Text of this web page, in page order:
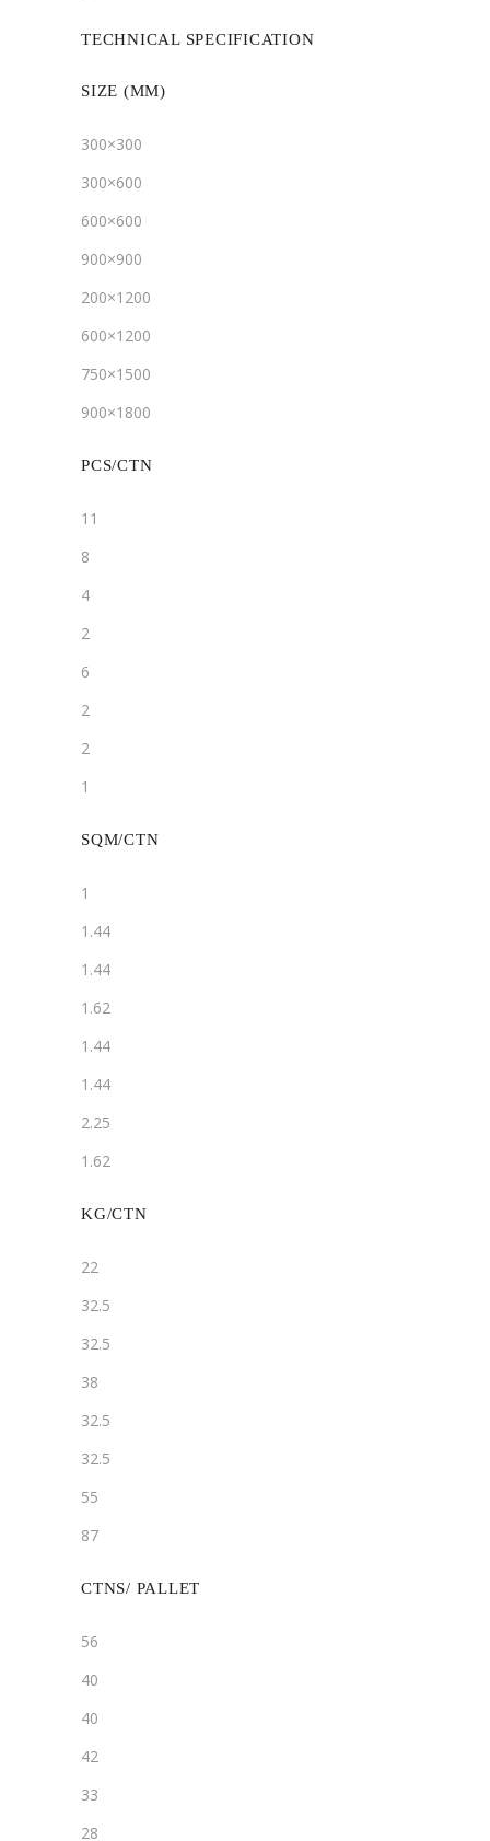
TECHNICAL SPECIFICATION
SIZE (MM)
300×300
300×600
600×600
900×900
200×1200
600×1200
750×1500
900×1800
PCS/CTN
11
8
4
2
6
2
2
1
SQM/CTN
1
1.44
1.44
1.62
1.44
1.44
2.25
1.62
KG/CTN
22
32.5
32.5
38
32.5
32.5
55
87
CTNS/ PALLET
56
40
40
42
33
28